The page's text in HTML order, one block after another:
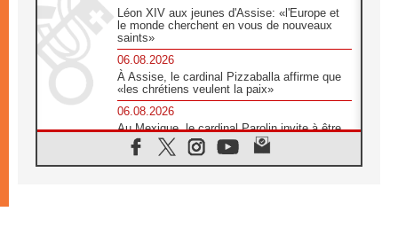
Léon XIV aux jeunes d'Assise: «l'Europe et
le monde cherchent en vous de nouveaux
saints»
06.08.2026
À Assise, le cardinal Pizzaballa affirme que
«les chrétiens veulent la paix»
06.08.2026
Au Mexique, le cardinal Parolin invite à être
aux côtés des marginalisées
06.08.2026